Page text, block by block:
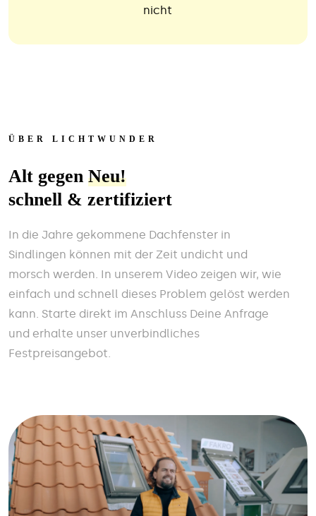
nicht
ÜBER LICHTWUNDER
Alt gegen Neu!
schnell & zertifiziert
In die Jahre gekommene Dachfenster in
Sindlingen können mit der Zeit undicht und
morsch werden. In unserem Video zeigen wir, wie
einfach und schnell dieses Problem gelöst werden
kann. Starte direkt im Anschluss Deine Anfrage
und erhalte unser unverbindliches
Festpreisangebot.